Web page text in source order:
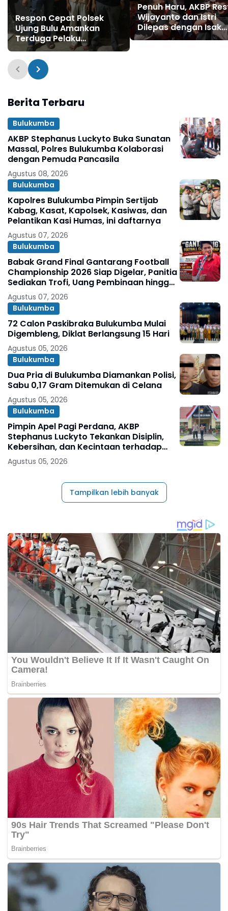
Respon Cepat Polsek
Ujung Bulu Amankan
Terduga Pelaku
Penyebaran Konten
Asusila di Medsos
Penuh Haru, AKBP
Wijayanto dan Istri
Dilepas dengan Isak
Tangis Personel
Berita Terbaru
Bulukumba
AKBP Stephanus Luckyto Buka Sunatan
Massal, Polres Bulukumba Kolaborasi
dengan Pemuda Pancasila
Agustus 08, 2026
Bulukumba
Kapolres Bulukumba Pimpin Sertijab
Kabag, Kasat, Kapolsek, Kasiwas, dan
Pelantikan Kasi Humas, ini daftarnya
Agustus 07, 2026
Bulukumba
Babak Grand Final Gantarang Football
Championship 2026 Siap Digelar, Panitia
Sediakan Trofi, Uang Pembinaan hingga
Penghargaan Individu
Agustus 07, 2026
Bulukumba
72 Calon Paskibraka Bulukumba Mulai
Digembleng, Diklat Berlangsung 15 Hari
Agustus 05, 2026
Bulukumba
Dua Pria di Bulukumba Diamankan Polisi,
Sabu 0,17 Gram Ditemukan di Celana
Agustus 05, 2026
Bulukumba
Pimpin Apel Pagi Perdana, AKBP
Stephanus Luckyto Tekankan Disiplin,
Kebersihan, dan Kecintaan terhadap
Organisasi
Agustus 05, 2026
Tampilkan lebih banyak